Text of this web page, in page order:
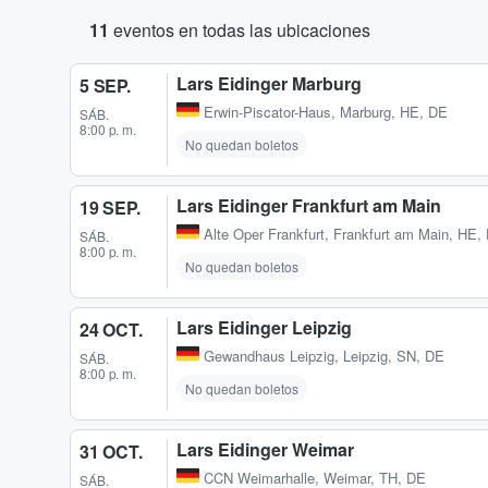
11 eventos en todas las ubicaciones
5 SEP.
SÁB.
8:00 p. m.
Lars Eidinger Marburg
Erwin-Piscator-Haus, Marburg, HE, DE
No quedan boletos
19 SEP.
SÁB.
8:00 p. m.
Lars Eidinger Frankfurt am Main
Alte Oper Frankfurt, Frankfurt am Main, HE,
No quedan boletos
24 OCT.
SÁB.
8:00 p. m.
Lars Eidinger Leipzig
Gewandhaus Leipzig, Leipzig, SN, DE
No quedan boletos
31 OCT.
SÁB.
Lars Eidinger Weimar
CCN Weimarhalle, Weimar, TH, DE